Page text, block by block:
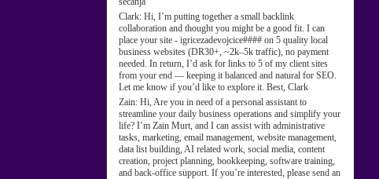
Clark: Hi, I’m putting together a small backlink
collaboration and thought you might be a good fit. I can
place your site - igricezadevojcice#### on 5 quality local
business websites (DR30+, ~2k–5k traffic), no payment
needed. In return, I’d ask for links to 5 of my client sites
from your end — keeping it balanced and natural for SEO.
Let me know if you’d like to explore it. Best, Clark
Zain: Hi, Are you in need of a personal assistant to
streamline your daily business operations and simplify your
life? I’m Zain Murt, and I can assist with administrative
tasks, marketing, email management, website management,
data list building, AI related work, social media, content
creation, project planning, bookkeeping, software training,
and back-office support. If you’re interested, please send an